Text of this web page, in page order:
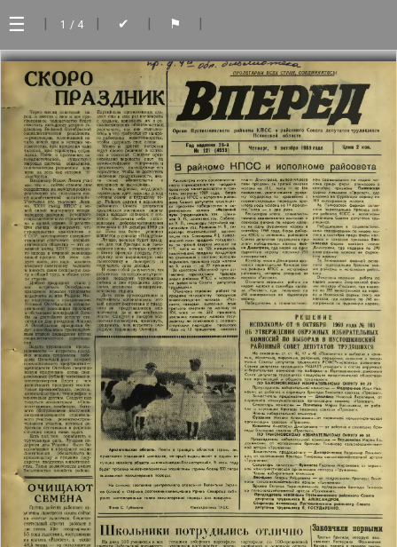
☰ | 1 / 4 | ✔ | ⚑ |